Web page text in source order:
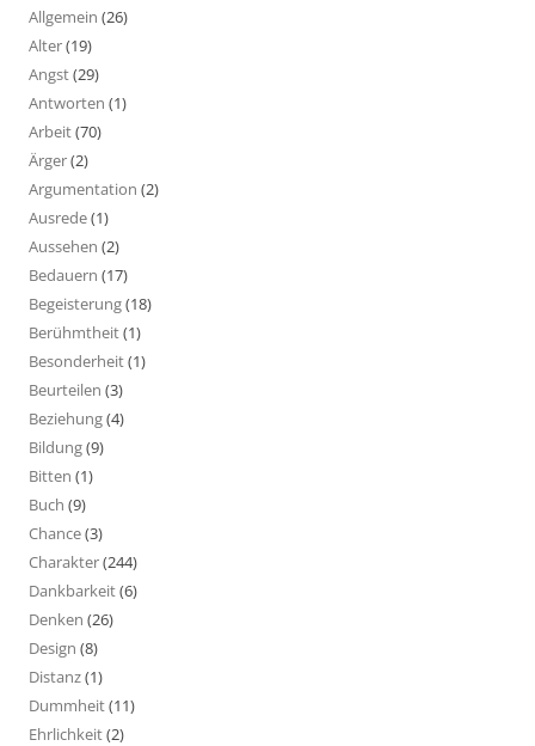
Allgemein (26)
Alter(19)
Angst(29)
Antworten (1)
Arbeit(70)
Ärger(2)
Argumentation (2)
Ausrede(1)
Aussehen (2)
Bedauern (17)
Begeisterung(18)
Berühmtheit(1)
Besonderheit(1)
Beurteilen (3)
Beziehung(4)
Bildung(9)
Bitten (1)
Buch (9)
Chance(3)
Charakter(244)
Dankbarkeit(6)
Denken (26)
Design (8)
Distanz(1)
Dummheit(11)
Ehrlichkeit(2)